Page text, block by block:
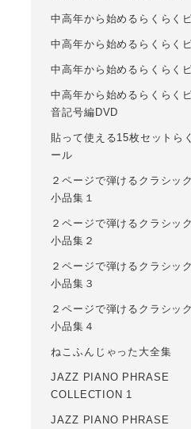
中高年から始めるらくらく
中高年から始めるらくらく
中高年から始めるらくらく
中高年から始めるらくらく
音記号編DVD
貼って使える15枚セットら
ール
２ページで弾けるクラシッ
小品集１
２ページで弾けるクラシッ
小品集２
２ページで弾けるクラシッ
小品集３
２ページで弾けるクラシッ
小品集４
ねこふんじゃった大全集
JAZZ PIANO PHRASE
COLLECTION 1
JAZZ PIANO PHRASE